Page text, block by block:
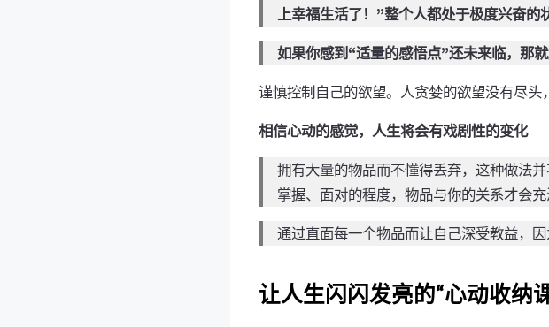
上幸福生活了！”整个人都处于极度兴奋的
如果你感到“适量的感悟点”还未来临，那
谨慎控制自己的欲望。人贪婪的欲望没有尽头
相信心动的感觉，人生将会有戏剧性的变化
拥有大量的物品而不懂得丢弃，这种做法
掌握、面对的程度，物品与你的关系才会充
通过直面每一个物品而让自己深受教益，
让人生闪闪发亮的“心动收纳